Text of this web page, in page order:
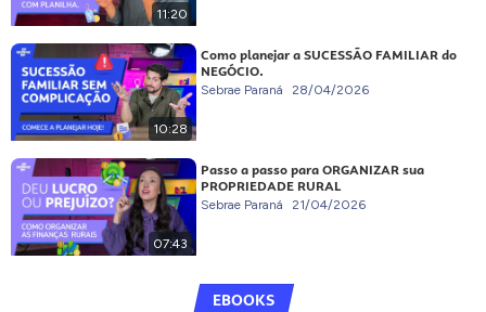
11:20
10:28
Como planejar a SUCESSÃO FAMILIAR do
NEGÓCIO.
Sebrae Paraná 28/04/2026
07:43
Passo a passo para ORGANIZAR sua
PROPRIEDADE RURAL
Sebrae Paraná 21/04/2026
EBOOKS